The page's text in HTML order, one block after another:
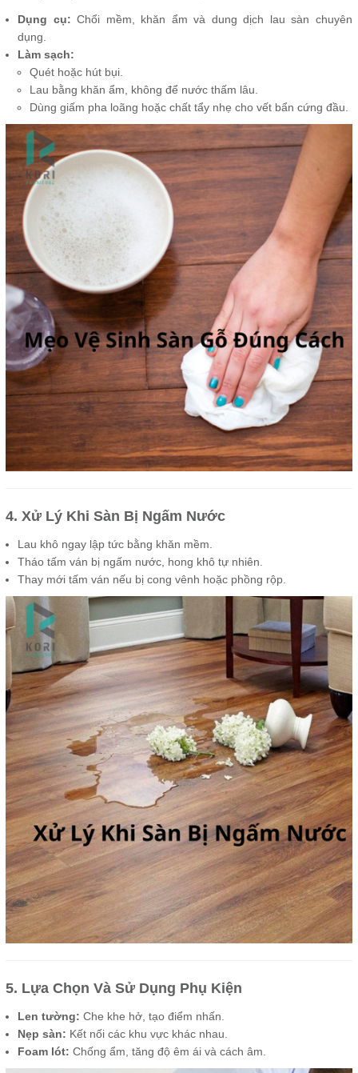
Dụng cụ: Chổi mềm, khăn ẩm và dung dịch lau sàn chuyên
dụng.
Làm sạch:
Quét hoặc hút bụi.
Lau bằng khăn ẩm, không để nước thấm lâu.
Dùng giấm pha loãng hoặc chất tẩy nhẹ cho vết bẩn cứng đầu.
4. Xử Lý Khi Sàn Bị Ngấm Nước
Lau khô ngay lập tức bằng khăn mềm.
Tháo tấm ván bị ngấm nước, hong khô tự nhiên.
Thay mới tấm ván nếu bị cong vênh hoặc phồng rộp.
5. Lựa Chọn Và Sử Dụng Phụ Kiện
Len tường: Che khe hở, tạo điểm nhấn.
Nẹp sàn: Kết nối các khu vực khác nhau.
Foam lót: Chống ẩm, tăng độ êm ái và cách âm.